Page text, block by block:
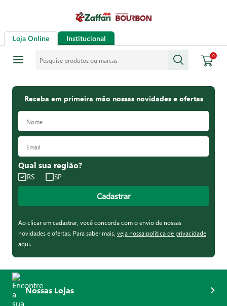
Loja Online Institucional
0
Receba em primeira mão nossas novidades e ofertas
Qual sua região?
RS SP
Cadastrar
Ao clicar em cadastrar, você concorda com o envio de nossas
novidades e ofertas. Para saber mais, veja nossa política de privacidade
aqui.
Nossas Lojas